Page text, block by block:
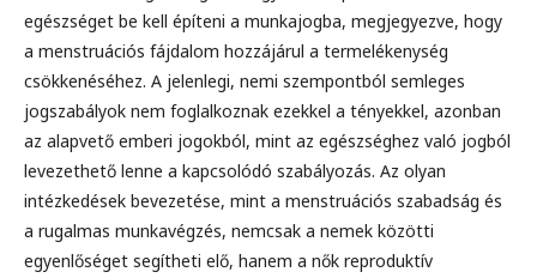
egészséget be kell építeni a munkajogba, megjegyezve, hogy
a menstruációs fájdalom hozzájárul a termelékenység
csökkenéséhez. A jelenlegi, nemi szempontból semleges
jogszabályok nem foglalkoznak ezekkel a tényekkel, azonban
az alapvető emberi jogokból, mint az egészséghez való jogból
levezethető lenne a kapcsolódó szabályozás. Az olyan
intézkedések bevezetése, mint a menstruációs szabadság és
a rugalmas munkavégzés, nemcsak a nemek közötti
egyenlőséget segítheti elő, hanem a nők reproduktív